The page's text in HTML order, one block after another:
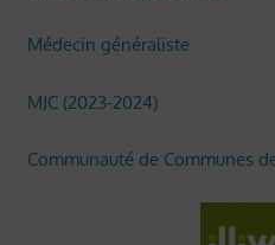
Médecin généraliste
MJC (2023-2024)
Communauté de Communes